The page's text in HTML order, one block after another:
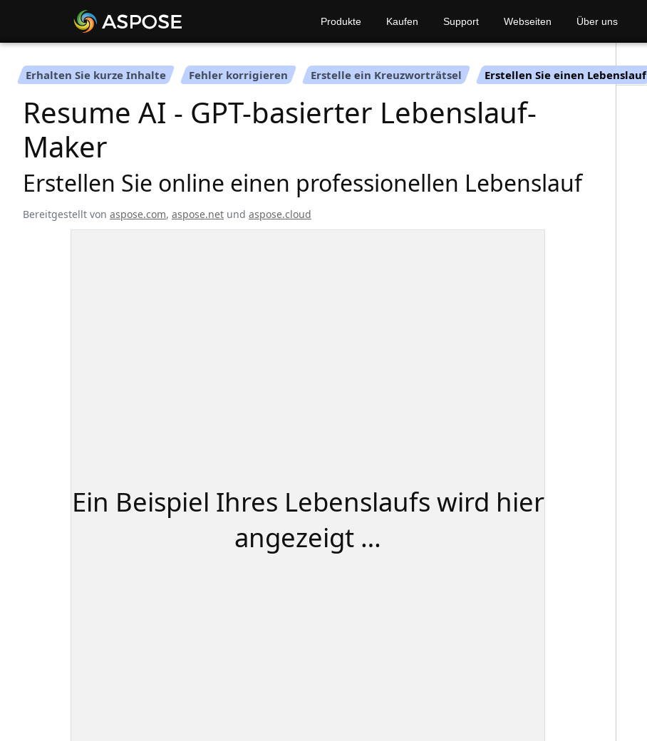
Produkte Kaufen Support Webseiten Über uns
Erhalten Sie kurze Inhalte Fehler korrigieren Erstelle ein Kreuzworträtsel Erstellen Sie einen Lebenslauf
Resume AI - GPT-basierter Lebenslauf-
Maker
Erstellen Sie online einen professionellen Lebenslauf
Bereitgestellt von aspose.com, aspose.net und aspose.cloud
Ein Beispiel Ihres Lebenslaufs wird hier
angezeigt …